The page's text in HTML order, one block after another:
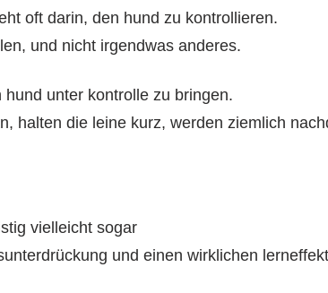
oft darin, den hund zu kontrollieren.
und nicht irgendwas anderes.
unter kontrolle zu bringen.
halten die leine kurz, werden ziemlich
vielleicht sogar
und einen wirklichen